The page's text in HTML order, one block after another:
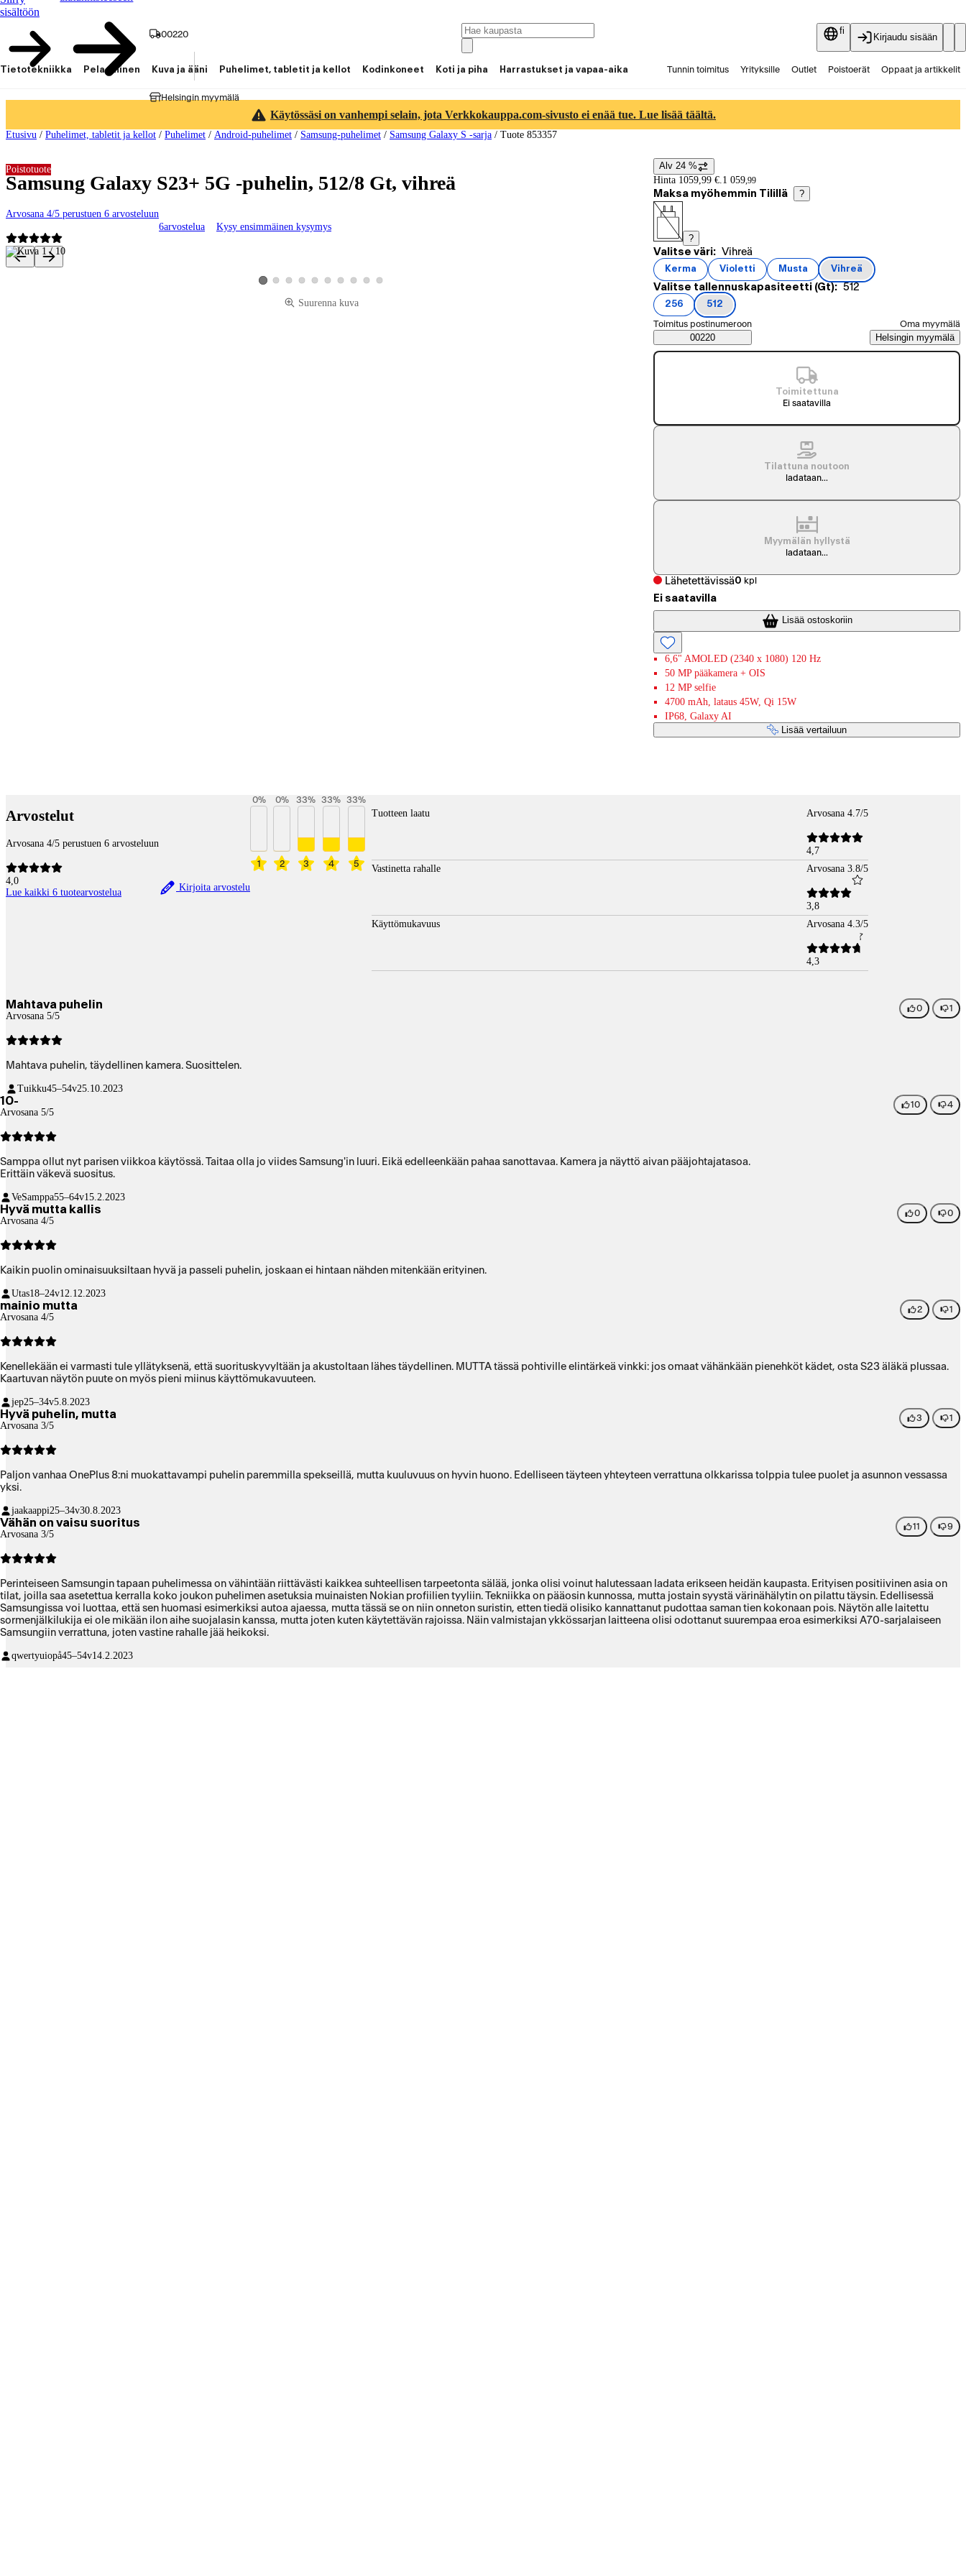
sisältöön
00220
Helsingin myymälä
fi
Kirjaudu sisään
Tietotekniikka Pelaaminen Kuva ja ääni Puhelimet, tabletit ja kellot Kodinkoneet Koti ja piha Harrastukset ja vapaa-aika Tunnin toimitus Yrityksille Outlet Poistoerät Oppaat ja artikkelit
Käytössäsi on vanhempi selain, jota Verkkokauppa.com-sivusto ei enää tue. Lue lisää täältä.
Etusivu / Puhelimet, tabletit ja kellot / Puhelimet / Android-puhelimet / Samsung-puhelimet / Samsung Galaxy S -sarja / Tuote 853357
Samsung Galaxy S23+ 5G -puhelin, 512/8 Gt, vihreä
Arvosana 4/5 perustuen 6 arvosteluun
6arvostelua Kysy ensimmäinen kysymys
Poistotuote
Tuotteen kuvat ja videot
Katso tuotekuva 1
Katso tuotekuva 2
Katso tuotekuva 3
Katso tuotekuva 4
Katso tuotekuva 5
Katso tuotekuva 6
Katso tuotekuva 7
Katso tuotekuva 8
Katso tuotekuva 9
Katso tuotekuva 10
Suurenna kuva
Hintatiedot
Alv 24 %
Hinta 1059,99 €. 1 059,99
Maksa myöhemmin Tilillä ?
?
Tuotevariaatiot
Valitse väri: Tämänhetkinen valinta Vihreä
Vihreä
Kerma
(väri)
Violetti
(väri)
Musta
(väri)
Vihreä
(väri)
Valitse tallennuskapasiteetti (Gt): Tämänhetkinen valinta 512
512
256
(tallennuskapasiteetti (Gt)
512
(tallennuskapasiteetti (Gt)
Saatavuustiedot
Valitse tilaustapa
Toimitus postinumeroon
00220
Oma myymälä
Helsingin myymälä
Toimitettuna
Ei saatavilla
Tilattuna noutoon
ladataan...
Myymälän hyllystä
ladataan...
Lähetettävissä0 kpl
Ei saatavilla
Lisää ostoskoriin
6,6" AMOLED (2340 x 1080) 120 Hz
50 MP pääkamera + OIS
12 MP selfie
4700 mAh, lataus 45W, Qi 15W
IP68, Galaxy AI
Lisää vertailuun
Arvostelut
Arvosana 4/5 perustuen 6 arvosteluun
4,0
Lue kaikki 6 tuotearvostelua
Kirjoita arvostelu
1
0%
2
0%
3
33%
4
33%
5
33%
Tuotteen laatu Arvosana 4.7/5
4,7
Vastinetta rahalle
Arvosana 3.8/5
3,8
Käyttömukavuus
Arvosana 4.3/5
4,3
Mahtava puhelin
Arvosana 5/5
0 1
Mahtava puhelin, täydellinen kamera. Suosittelen.
Tuikku45–54v25.10.2023
10-
Arvosana 5/5
10 4
Samppa ollut nyt parisen viikkoa käytössä. Taitaa olla jo viides Samsung'in luuri. Eikä edelleenkään pahaa sanottavaa. Kamera ja näyttö aivan pääjohtajatasoa.
Erittäin väkevä suositus.
VeSamppa55–64v15.2.2023
Hyvä mutta kallis
Arvosana 4/5
0 0
Kaikin puolin ominaisuuksiltaan hyvä ja passeli puhelin, joskaan ei hintaan nähden mitenkään erityinen.
Utas18–24v12.12.2023
mainio mutta
Arvosana 4/5
2 1
Kenellekään ei varmasti tule yllätyksenä, että suorituskyvyltään ja akustoltaan lähes täydellinen. MUTTA tässä pohtiville elintärkeä vinkki: jos omaat vähänkään pienehköt kädet, osta S23 äläkä plussaa.
Kaartuvan näytön puute on myös pieni miinus käyttömukavuuteen.
jep25–34v5.8.2023
Hyvä puhelin, mutta
Arvosana 3/5
3 1
Paljon vanhaa OnePlus 8:ni muokattavampi puhelin paremmilla spekseillä, mutta kuuluvuus on hyvin huono. Edelliseen täyteen yhteyteen verrattuna olkkarissa tolppia tulee puolet ja asunnon vessassa
yksi.
jaakaappi25–34v30.8.2023
Vähän on vaisu suoritus
Arvosana 3/5
11 9
Perinteiseen Samsungin tapaan puhelimessa on vähintään riittävästi kaikkea suhteellisen tarpeetonta sälää, jonka olisi voinut halutessaan ladata erikseen heidän kaupasta. Erityisen positiivinen asia on
tilat, joilla saa asetettua kerralla koko joukon puhelimen asetuksia muinaisten Nokian profiilien tyyliin. Tekniikka on pääosin kunnossa, mutta jostain syystä värinähälytin on pilattu täysin. Edellisessä
Samsungissa voi luottaa, että sen huomasi esimerkiksi autoa ajaessa, mutta tässä se on niin onneton suristin, etten tiedä olisiko kannattanut pudottaa saman tien kokonaan pois. Näytön alle laitettu
sormenjälkilukija ei ole mikään ilon aihe suojalasin kanssa, mutta joten kuten käytettävän rajoissa. Näin valmistajan ykkössarjan laitteena olisi odottanut suurempaa eroa esimerkiksi A70-sarjalaiseen
Samsungiin verrattuna, joten vastine rahalle jää heikoksi.
qwertyuiopå45–54v14.2.2023